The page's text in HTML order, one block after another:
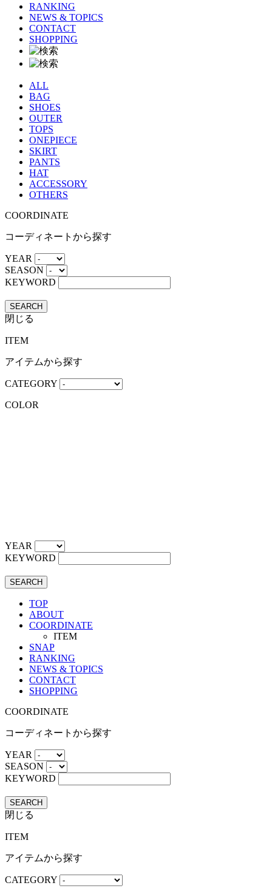
RANKING
NEWS & TOPICS
CONTACT
SHOPPING
ALL
BAG
SHOES
OUTER
TOPS
ONEPIECE
SKIRT
PANTS
HAT
ACCESSORY
OTHERS
COORDINATE
コーディネートから探す
YEAR
SEASON
KEYWORD
SEARCH
閉じる
ITEM
アイテムから探す
CATEGORY
COLOR
YEAR
KEYWORD
SEARCH
TOP
ABOUT
COORDINATE
ITEM
SNAP
RANKING
NEWS & TOPICS
CONTACT
SHOPPING
COORDINATE
コーディネートから探す
YEAR
SEASON
KEYWORD
SEARCH
閉じる
ITEM
アイテムから探す
CATEGORY